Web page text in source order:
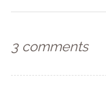
3 comments